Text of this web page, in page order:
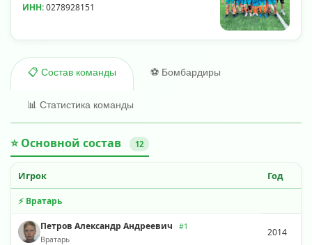
ИНН:0278928151
📋 Состав команды ⚽ Бомбардиры
📊 Статистика команды
⭐ Основной состав 12
Игрок Год
⚡ Вратарь
Петров Александр Андреевич
#1
Вратарь
2014